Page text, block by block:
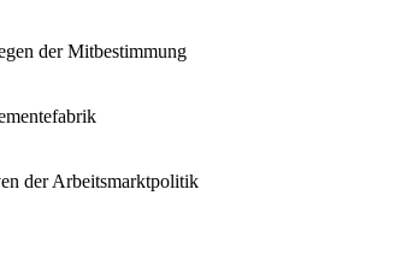
der Mitbestimmung
der Arbeitsmarktpolitik